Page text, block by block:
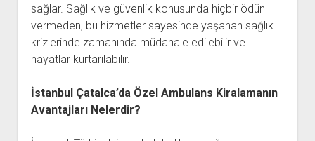
sağlar. Sağlık ve güvenlik konusunda hiçbir ödün
vermeden, bu hizmetler sayesinde yaşanan sağlık
krizlerinde zamanında müdahale edilebilir ve
hayatlar kurtarılabilir.
İstanbul Çatalca’da Özel Ambulans Kiralamanın
Avantajları Nelerdir?